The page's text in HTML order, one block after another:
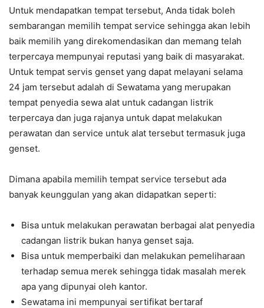
Untuk mendapatkan tempat tersebut, Anda tidak boleh
sembarangan memilih tempat service sehingga akan lebih
baik memilih yang direkomendasikan dan memang telah
terpercaya mempunyai reputasi yang baik di masyarakat.
Untuk tempat servis genset yang dapat melayani selama
24 jam tersebut adalah di Sewatama yang merupakan
tempat penyedia sewa alat untuk cadangan listrik
terpercaya dan juga rajanya untuk dapat melakukan
perawatan dan service untuk alat tersebut termasuk juga
genset.
Dimana apabila memilih tempat service tersebut ada
banyak keunggulan yang akan didapatkan seperti:
Bisa untuk melakukan perawatan berbagai alat penyedia
cadangan listrik bukan hanya genset saja.
Bisa untuk memperbaiki dan melakukan pemeliharaan
terhadap semua merek sehingga tidak masalah merek
apa yang dipunyai oleh kantor.
Sewatama ini mempunyai sertifikat bertaraf